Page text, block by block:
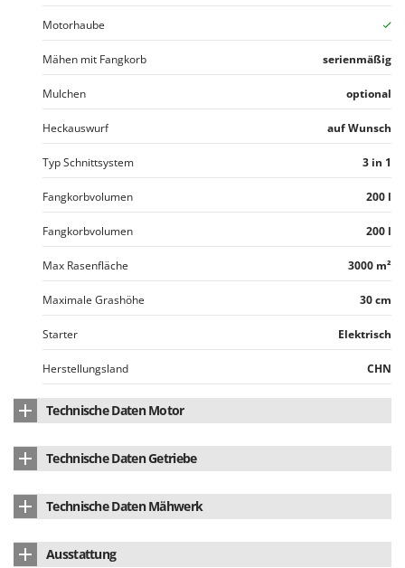
Motorhaube
Mähen mit Fangkorb serienmäßig
Mulchen optional
Heckauswurf auf Wunsch
Typ Schnittsystem 3 in 1
Fangkorbvolumen 200 l
Fangkorbvolumen 200 l
Max Rasenfläche 3000 m²
Maximale Grashöhe 30 cm
Starter Elektrisch
Herstellungsland CHN
Technische Daten Motor
Motormodell ST 350
Motortyp
Hubraum 352 cm³
Technische Daten Getriebe
Getriebe Mechanik Zahnradgetriebe im Ölbad
Anzahl der Vorwärtsgänge
Technische Daten Mähwerk
Ausstattung